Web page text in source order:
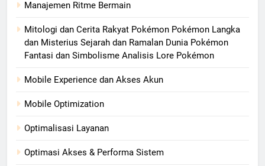
Manajemen Ritme Bermain
Mitologi dan Cerita Rakyat Pokémon Pokémon Langka
dan Misterius Sejarah dan Ramalan Dunia Pokémon
Fantasi dan Simbolisme Analisis Lore Pokémon
Mobile Experience dan Akses Akun
Mobile Optimization
Optimalisasi Layanan
Optimasi Akses & Performa Sistem